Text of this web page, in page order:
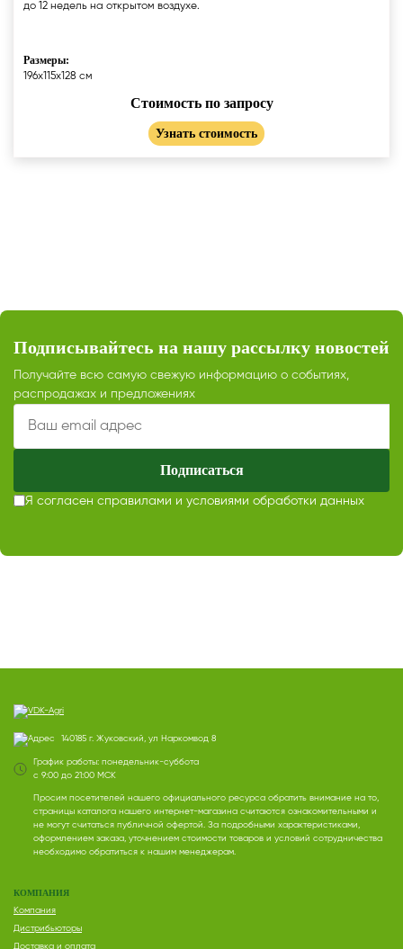
до 12 недель на открытом воздухе.
Размеры:
196x115x128 cм
Стоимость по запросу
Узнать стоимость
Подписывайтесь на нашу рассылку новостей
Получайте всю самую свежую информацию о событиях,
распродажах и предложениях
Подписаться
Я согласен справилами и условиями обработки данных
140185 г. Жуковский, ул Наркомвод 8
График работы: понедельник-суббота
с 9:00 до 21:00 МСК
Просим посетителей нашего официального ресурса обратить внимание на то,
страницы каталога нашего интернет-магазина считаются ознакомительными и
не могут считаться публичной офертой. За подробными характеристиками,
оформлением заказа, уточнением стоимости товаров и условий сотрудничества
необходимо обратиться к нашим менеджерам.
КОМПАНИЯ
Компания
Дистрибьюторы
Доставка и оплата